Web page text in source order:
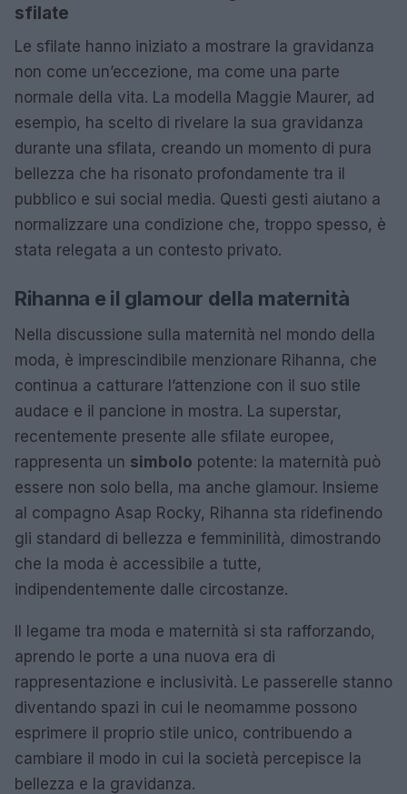
sfilate
Le sfilate hanno iniziato a mostrare la gravidanza
non come un’eccezione, ma come una parte
normale della vita. La modella Maggie Maurer, ad
esempio, ha scelto di rivelare la sua gravidanza
durante una sfilata, creando un momento di pura
bellezza che ha risonato profondamente tra il
pubblico e sui social media. Questi gesti aiutano a
normalizzare una condizione che, troppo spesso, è
stata relegata a un contesto privato.
Rihanna e il glamour della maternità
Nella discussione sulla maternità nel mondo della
moda, è imprescindibile menzionare Rihanna, che
continua a catturare l’attenzione con il suo stile
audace e il pancione in mostra. La superstar,
recentemente presente alle sfilate europee,
rappresenta un simbolo potente: la maternità può
essere non solo bella, ma anche glamour. Insieme
al compagno Asap Rocky, Rihanna sta ridefinendo
gli standard di bellezza e femminilità, dimostrando
che la moda è accessibile a tutte,
indipendentemente dalle circostanze.
Il legame tra moda e maternità si sta rafforzando,
aprendo le porte a una nuova era di
rappresentazione e inclusività. Le passerelle stanno
diventando spazi in cui le neomamme possono
esprimere il proprio stile unico, contribuendo a
cambiare il modo in cui la società percepisce la
bellezza e la gravidanza.